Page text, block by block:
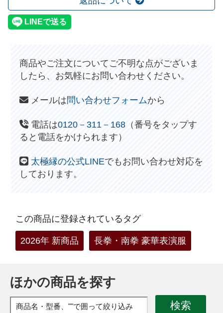
商品やご注文についてご不明な点がございま
したら、お気軽にお問い合わせください。
メールは問い合わせフォームから
電話は0120－311－168 （番号をタップす
ると電話をかけられます）
太極縁の公式LINEでもお問い合わせ対応を
しております。
この商品に登録されているタグ
2026年 新商品 長拳・南拳 豪華表演服
ほかの商品を探す
検索